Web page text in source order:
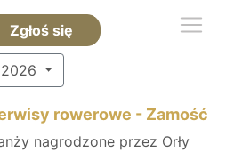
Zgłoś się
2026
rowerowe - Zamość
nagrodzone przez Orły